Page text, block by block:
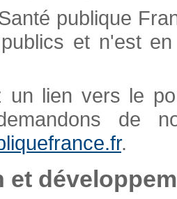
publique
et n'est
un lien vers le
de
.
et